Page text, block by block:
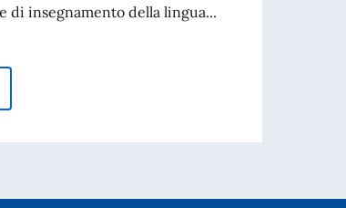
pelo Consorzio ICoN
di insegnamento della lingua...